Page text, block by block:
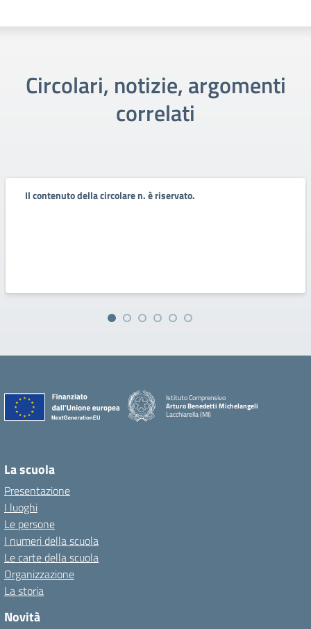
Circolari, notizie, argomenti
correlati
Il contenuto della circolare n. è riservato.
Istituto Comprensivo
Arturo Benedetti Michelangeli
Lacchiarella (MI)
La scuola
Presentazione
I luoghi
Le persone
I numeri della scuola
Le carte della scuola
Organizzazione
La storia
Novità